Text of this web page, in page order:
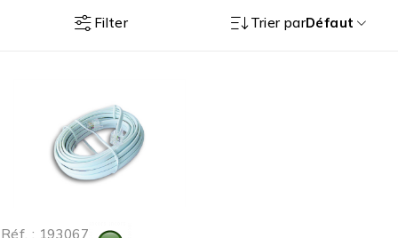
Filter Trier parDéfaut
Réf. : 193067